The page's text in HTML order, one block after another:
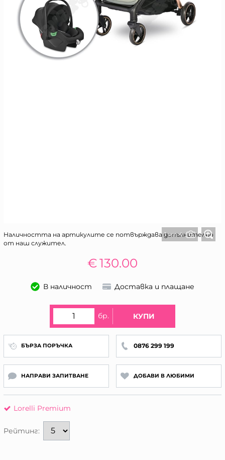
1 от 4
Наличността на артикулите се потвърждава допълнително
от наш служител.
130.00
€
В наличност Доставка и плащане
бр. КУПИ
БЪРЗА ПОРЪЧКА 0876 299 199
НАПРАВИ ЗАПИТВАНЕ ДОБАВИ В ЛЮБИМИ
Lorelli Premium
Рейтинг: